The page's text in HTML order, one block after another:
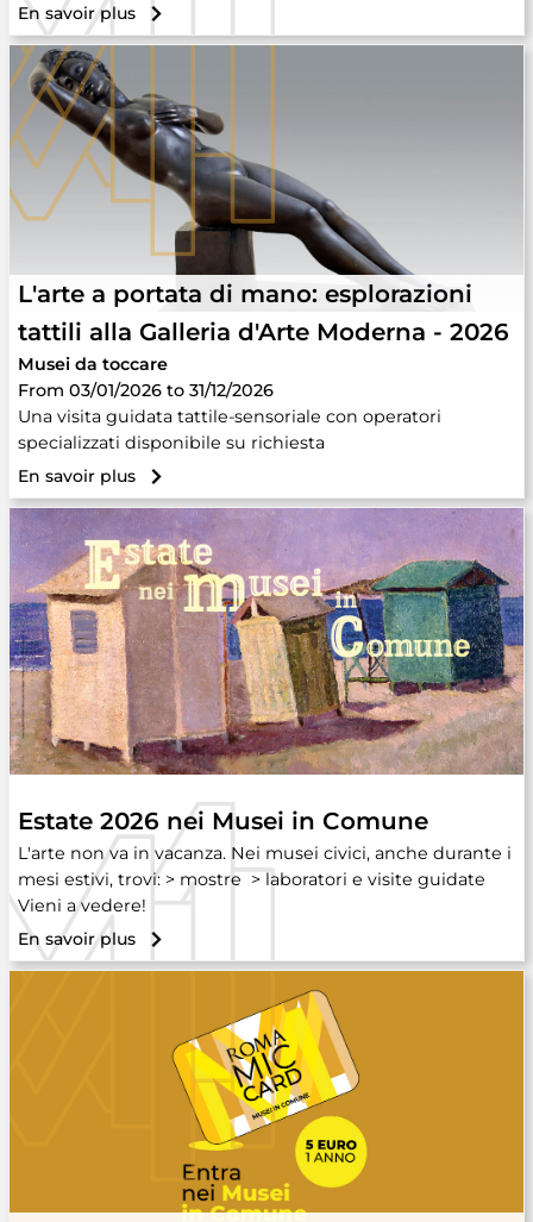
En savoir plus
L'arte a portata di mano: esplorazioni
tattili alla Galleria d'Arte Moderna - 2026
Musei da toccare
From 03/01/2026 to 31/12/2026
Una visita guidata tattile-sensoriale con operatori
specializzati disponibile su richiesta
En savoir plus
Estate 2026 nei Musei in Comune
L'arte non va in vacanza. Nei musei civici, anche durante i
mesi estivi, trovi: > mostre > laboratori e visite guidate
Vieni a vedere!
En savoir plus